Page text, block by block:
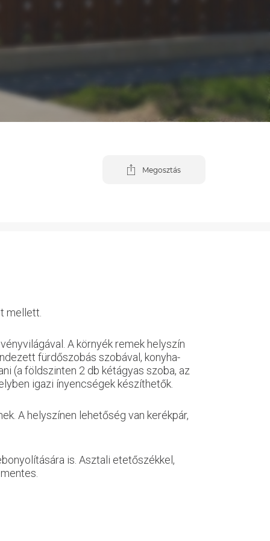
Megosztás
mellett.
A környék remek helyszín
fürdőszobás szobával, konyha-
(a földszinten 2 db kétágyas szoba, az
igazi ínyencségek készíthetők.
A helyszínen lehetőség van kerékpár,
is. Asztali etetőszékkel,